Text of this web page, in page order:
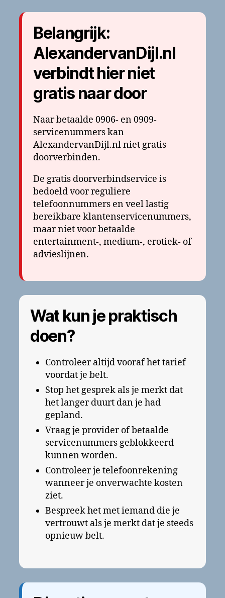
Belangrijk:
AlexandervanDijl.nl
verbindt hier niet
gratis naar door
Naar betaalde 0906- en 0909-
servicenummers kan
AlexandervanDijl.nl niet gratis
doorverbinden.
De gratis doorverbindservice is
bedoeld voor reguliere
telefoonnummers en veel lastig
bereikbare klantenservicenummers,
maar niet voor betaalde
entertainment-, medium-, erotiek- of
advieslijnen.
Wat kun je praktisch
doen?
Controleer altijd vooraf het tarief
voordat je belt.
Stop het gesprek als je merkt dat
het langer duurt dan je had
gepland.
Vraag je provider of betaalde
servicenummers geblokkeerd
kunnen worden.
Controleer je telefoonrekening
wanneer je onverwachte kosten
ziet.
Bespreek het met iemand die je
vertrouwt als je merkt dat je steeds
opnieuw belt.